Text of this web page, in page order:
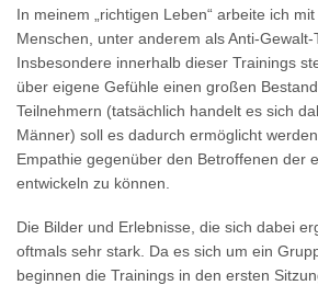
In meinem „richtigen Leben“ arbeite ich
Menschen, unter anderem als Anti-Gewalt-
Insbesondere innerhalb dieser Trainings
über eigene Gefühle einen großen
Teilnehmern (tatsächlich handelt es sich
Männer) soll es dadurch ermöglicht
Empathie gegenüber den Betroffenen der
entwickeln zu können.
Die Bilder und Erlebnisse, die sich dabei
oftmals sehr stark. Da es sich um ein
beginnen die Trainings in den ersten